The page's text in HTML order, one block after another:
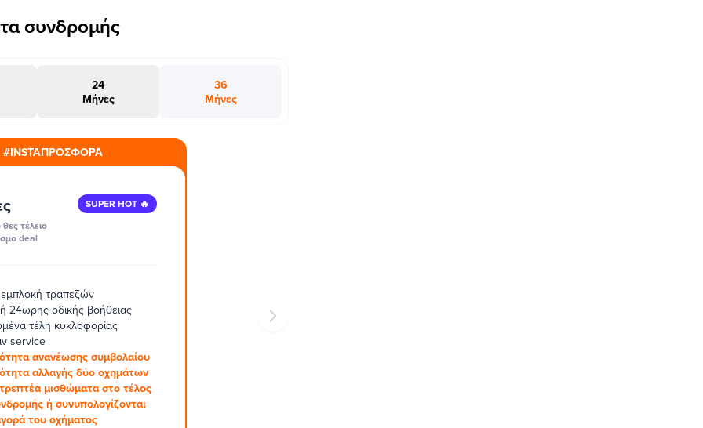
συνδρομής
24
Μήνες
36
Μήνες
#INSTAΠΡΟΣΦΟΡΑ
τέλειο
deal
SUPER HOT 🔥
τραπεζών
24ωρης οδικής βοήθειας
τέλη κυκλοφορίας
service
ανανέωσης συμβολαίου
αλλαγής δύο οχημάτων
μισθώματα στο τέλος
ή συνυπολογίζονται
του οχήματος